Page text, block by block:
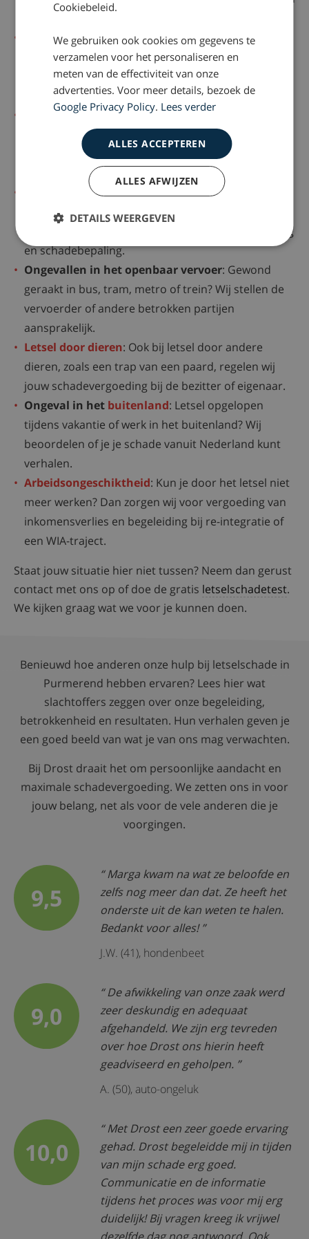
Whiplash: Klachten na een kop-staartbotsing? Wij
helpen je bij het onderbouwen van je schade en
regelen een passende vergoeding, inclusief
smartengeld.
Hersenletsel ofblijvend letsel : Ernstig of blijvend
letsel heeft grote gevolgen. Wij brengen alle
schadeposten nauwkeurig in kaart en zorgen voor
een toekomstbestendige regeling.
Psychisch letsel: Ook bij psychische schade, zoals
angstklachten, slaapproblemen of
recht op een vergoeding. Wij helpen je bij erkenning
en schadebepaling.
Ongevallen in het openbaar vervoer: Gewond
geraakt in bus, tram, metro of trein? Wij stellen de
vervoerder of andere betrokken partijen
aansprakelijk.
Letsel door dieren: Ook bij letsel door andere
dieren, zoals een trap van een paard, regelen wij
jouw schadevergoeding bij de bezitter of eigenaar.
Ongeval in het buitenland: Letsel opgelopen
tijdens vakantie of werk in het buitenland? Wij
beoordelen of je je schade vanuit Nederland kunt
verhalen.
Arbeidsongeschiktheid: Kun je door het letsel niet
meer werken? Dan zorgen wij voor vergoeding van
inkomensverlies en begeleiding bij re-integratie of
een WIA-traject.
Staat jouw situatie hier niet tussen? Neem dan gerust
contact met ons op of doe de gratis letselschadetest.
We kijken graag wat we voor je kunnen doen.
Benieuwd hoe anderen onze hulp bij letselschade in
Purmerend hebben ervaren? Lees hier wat
slachtoffers zeggen over onze begeleiding,
betrokkenheid en resultaten. Hun verhalen geven je
een goed beeld van wat je van ons mag verwachten.
Bij Drost draait het om persoonlijke aandacht en
maximale schadevergoeding. We zetten ons in voor
jouw belang, net als voor de vele anderen die je
voorgingen.
9,5
Marga kwam na wat ze beloofde en
zelfs nog meer dan dat. Ze heeft het
onderste uit de kan weten te halen.
Bedankt voor alles!
J.W. (41), hondenbeet
9,0
De afwikkeling van onze zaak werd
zeer deskundig en adequaat
afgehandeld. We zijn erg tevreden
over hoe Drost ons hierin heeft
geadviseerd en geholpen.
A. (50), auto-ongeluk
10,0
Met Drost een zeer goede ervaring
gehad. Drost begeleidde mij in tijden
van mijn schade erg goed.
Communicatie en de informatie
tijdens het proces was voor mij erg
duidelijk! Bij vragen kreeg ik vrijwel
dezelfde dag nog antwoord. Ook
Cookiebeleid.
We gebruiken ook cookies om gegevens te
verzamelen voor het personaliseren en
meten van de effectiviteit van onze
advertenties. Voor meer details, bezoek de
Google Privacy Policy. Lees verder
ALLES ACCEPTEREN
ALLES AFWIJZEN
DETAILS WEERGEVEN